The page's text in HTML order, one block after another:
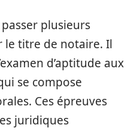
plusieurs
le titre de notaire. Il
d’aptitude aux
se compose
Ces épreuves
juridiques